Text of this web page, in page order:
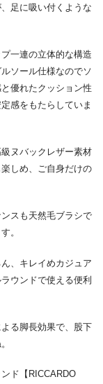
足に吸い付くような
一連の立体的な構造
ソール仕様なのでソ
優れたクッション性
感をもたらしていま
ヌバックレザー素材
しめ、ご自身だけの
スも天然毛ブラシで
。
、キレイめカジュア
ウンドで使える便利
る脚長効果で、股下
ド【RICCARDO